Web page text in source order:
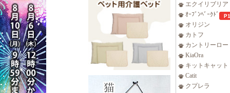
エクイリブリア
ｵｰﾌﾞﾝﾍﾞｰｸﾄﾞ
オリジン
カトフ
カントリーロー
KiaOra
キットキャット
Catit
クプレラ